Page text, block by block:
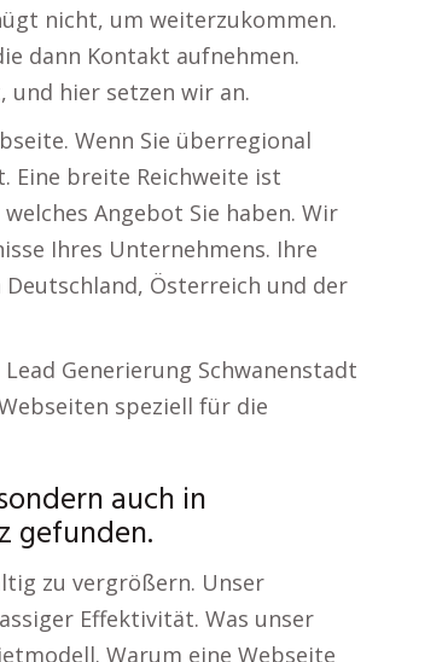
nicht, um weiterzukommen.
dann Kontakt aufnehmen.
und hier setzen wir an.
Wenn Sie überregional
Eine breite Reichweite ist
Angebot Sie haben. Wir
Ihres Unternehmens. Ihre
Österreich und der
Generierung Schwanenstadt
speziell für die
auch in
gefunden.
zu vergrößern. Unser
Effektivität. Was unser
Warum eine Webseite